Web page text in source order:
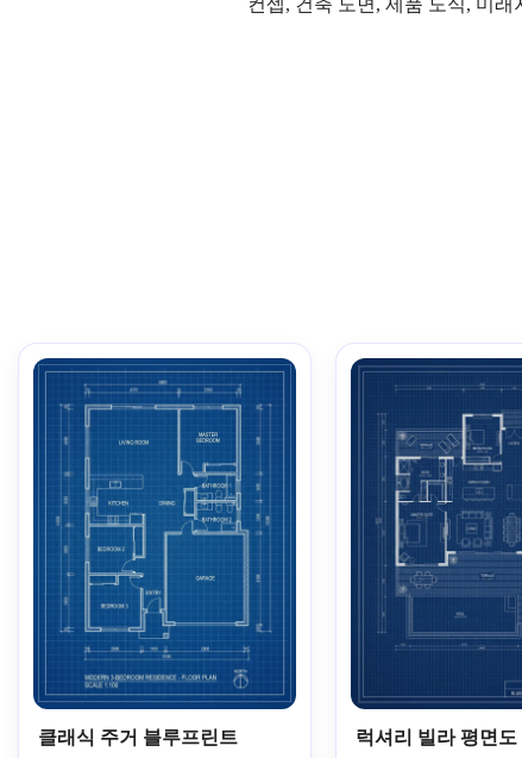
컨셉, 건축 도면, 제품 도식, 미
클래식 주거 블루프린트 럭셔리 빌라 평면도